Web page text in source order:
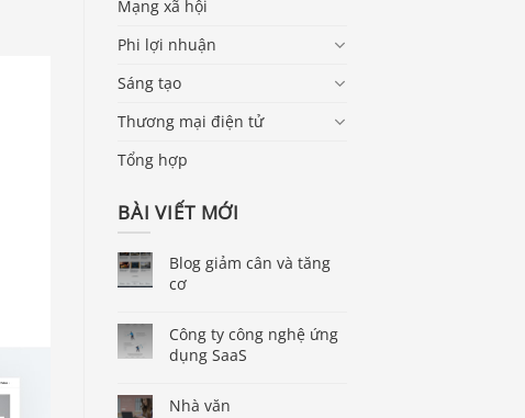
Mạng xã hội
Phi lợi nhuận
Sáng tạo
Thương mại điện tử
Tổng hợp
BÀI VIẾT MỚI
Blog giảm cân và tăng
cơ
Công ty công nghệ ứng
dụng SaaS
Nhà văn